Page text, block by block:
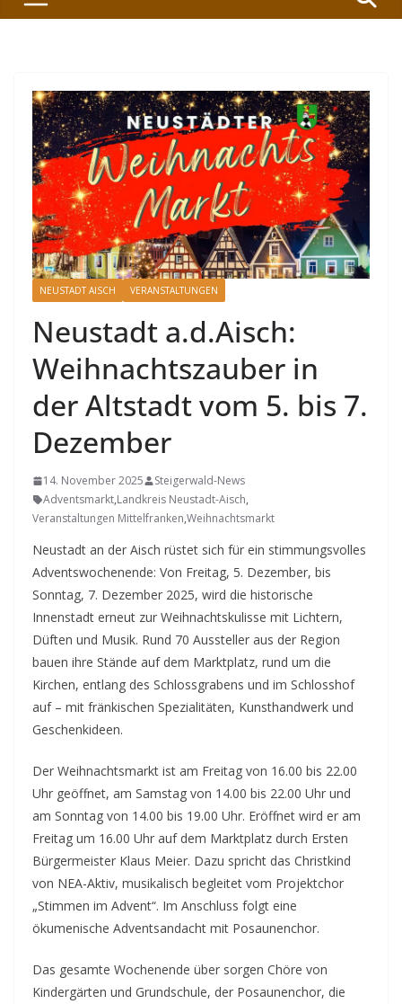
NEUSTADT AISCH VERANSTALTUNGEN
Neustadt a.d.Aisch:
Weihnachtszauber in
der Altstadt vom 5. bis 7.
Dezember
14. November 2025
Steigerwald-News
Adventsmarkt,Landkreis Neustadt-Aisch,
Veranstaltungen Mittelfranken,Weihnachtsmarkt
Neustadt an der Aisch rüstet sich für ein stimmungsvolles
Adventswochenende: Von Freitag, 5. Dezember, bis
Sonntag, 7. Dezember 2025, wird die historische
Innenstadt erneut zur Weihnachtskulisse mit Lichtern,
Düften und Musik. Rund 70 Aussteller aus der Region
bauen ihre Stände auf dem Marktplatz, rund um die
Kirchen, entlang des Schlossgrabens und im Schlosshof
auf – mit fränkischen Spezialitäten, Kunsthandwerk und
Geschenkideen.
Der Weihnachtsmarkt ist am Freitag von 16.00 bis 22.00
Uhr geöffnet, am Samstag von 14.00 bis 22.00 Uhr und
am Sonntag von 14.00 bis 19.00 Uhr. Eröffnet wird er am
Freitag um 16.00 Uhr auf dem Marktplatz durch Ersten
Bürgermeister Klaus Meier. Dazu spricht das Christkind
von NEA-Aktiv, musikalisch begleitet vom Projektchor
„Stimmen im Advent“. Im Anschluss folgt eine
ökumenische Adventsandacht mit Posaunenchor.
Das gesamte Wochenende über sorgen Chöre von
Kindergärten und Grundschule, der Posaunenchor, die